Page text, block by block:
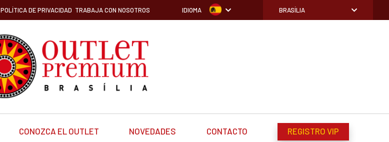
POLÍTICA DE PRIVACIDAD TRABAJA CON NOSOTROS IDIOMA BRASÍLIA
CONOZCA EL OUTLET NOVEDADES CONTACTO REGISTRO VIP